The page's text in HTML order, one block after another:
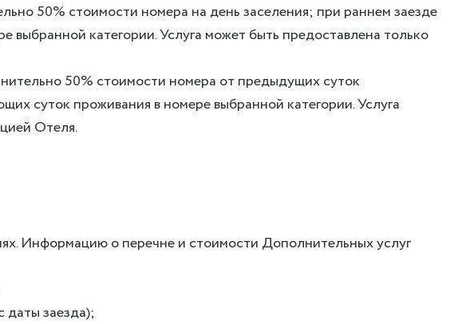
50% стоимости номера на день заселения; при раннем заезде
категории. Услуга может быть предоставлена только
50% стоимости номера от предыдущих суток
суток проживания в номере выбранной категории. Услуга
Отеля.
Информацию о перечне и стоимости Дополнительных услуг
даты заезда);